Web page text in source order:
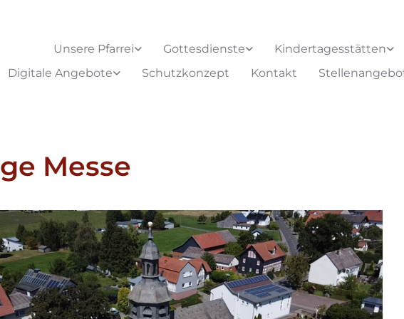
Unsere Pfarrei Gottesdienste Kindertagesstätten
Digitale Angebote
Schutzkonzept Kontakt
Messe